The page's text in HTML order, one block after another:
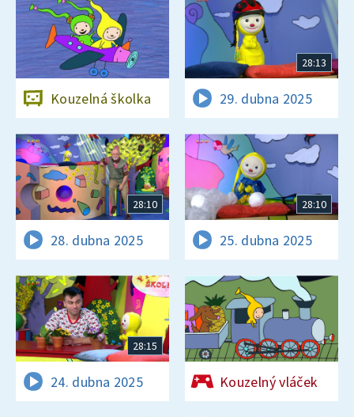
Kouzelná školka
28:13
29. dubna 2025
28:10
28. dubna 2025
28:10
25. dubna 2025
28:15
24. dubna 2025 Kouzelný vláček